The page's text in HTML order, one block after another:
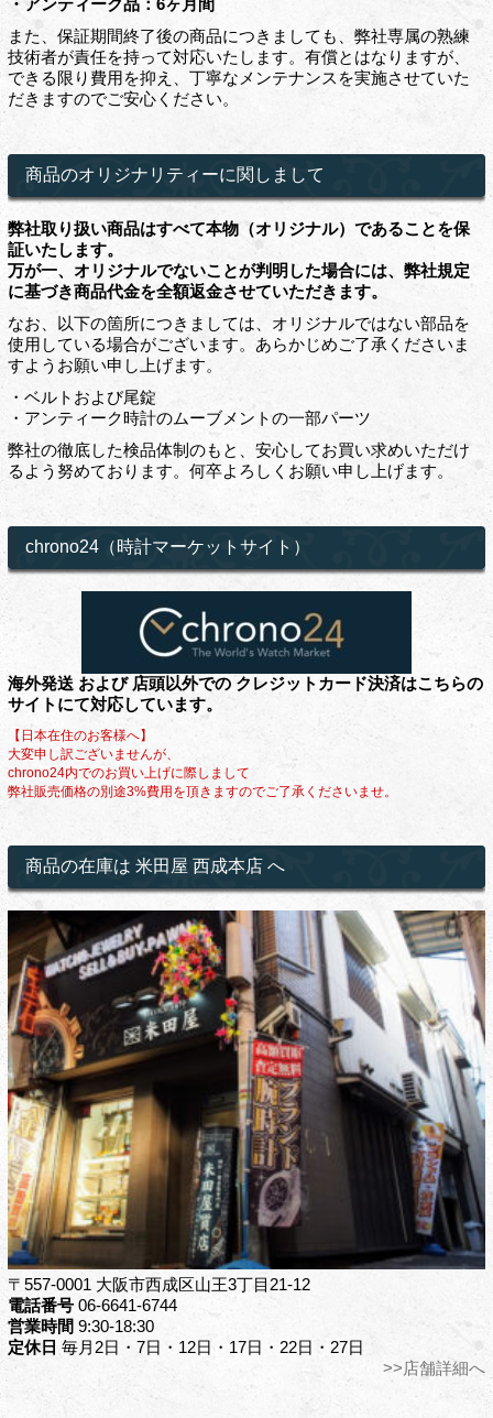
・アンティーク品：6ヶ月間
また、保証期間終了後の商品につきましても、弊社専属の熟練
技術者が責任を持って対応いたします。有償とはなりますが、
できる限り費用を抑え、丁寧なメンテナンスを実施させていた
だきますのでご安心ください。
商品のオリジナリティーに関しまして
弊社取り扱い商品はすべて本物（オリジナル）であることを保
証いたします。
万が一、オリジナルでないことが判明した場合には、弊社規定
に基づき商品代金を全額返金させていただきます。
なお、以下の箇所につきましては、オリジナルではない部品を
使用している場合がございます。あらかじめご了承くださいま
すようお願い申し上げます。
・ベルトおよび尾錠
・アンティーク時計のムーブメントの一部パーツ
弊社の徹底した検品体制のもと、安心してお買い求めいただけ
るよう努めております。何卒よろしくお願い申し上げます。
chrono24（時計マーケットサイト）
海外発送 および 店頭以外での クレジットカード決済はこちらの
サイトにて対応しています。
【日本在住のお客様へ】
大変申し訳ございませんが、
chrono24内でのお買い上げに際しまして
弊社販売価格の別途3%費用を頂きますのでご了承くださいませ。
商品の在庫は 米田屋 西成本店 へ
〒557-0001 大阪市西成区山王3丁目21-12
電話番号06-6641-6744
営業時間 9:30-18:30
定休日 毎月2日・7日・12日・17日・22日・27日
>>店舗詳細へ